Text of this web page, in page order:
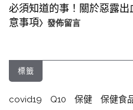
必須知道的事！關於惡露
意事項〉發佈留言
標籤
covid19 Q10 保健 保健食